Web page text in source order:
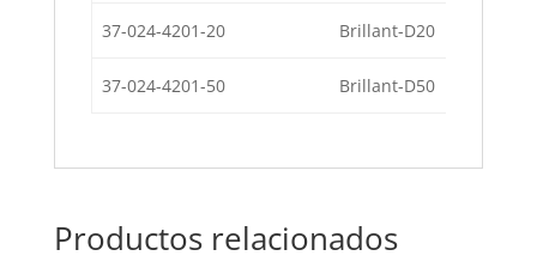
37-024-4201-20 Brillant-D20
37-024-4201-50 Brillant-D50
Productos relacionados